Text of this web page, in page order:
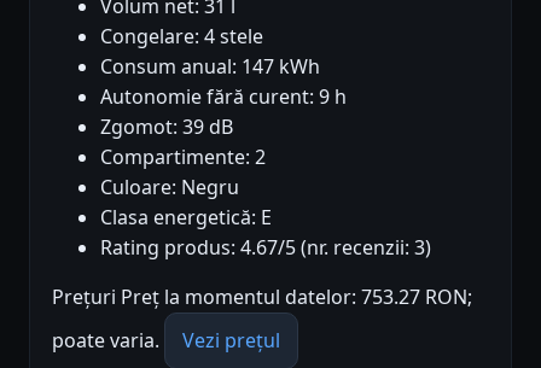
Volum net: 31 l
Congelare: 4 stele
Consum anual: 147 kWh
Autonomie fără curent: 9 h
Zgomot: 39 dB
Compartimente: 2
Culoare: Negru
Clasa energetică: E
Rating produs: 4.67/5 (nr. recenzii: 3)
Prețuri Preț la momentul datelor: 753.27 RON;
poate varia.
Vezi prețul